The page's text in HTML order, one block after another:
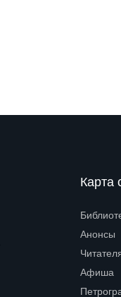
Карта
Анонсы
Афиша